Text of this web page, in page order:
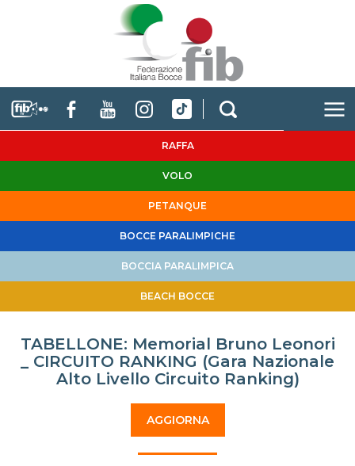
RAFFA
VOLO
PETANQUE
BOCCE PARALIMPICHE
BOCCIA PARALIMPICA
BEACH BOCCE
TABELLONE: Memorial Bruno Leonori
_ CIRCUITO RANKING (Gara Nazionale
Alto Livello Circuito Ranking)
AGGIORNA